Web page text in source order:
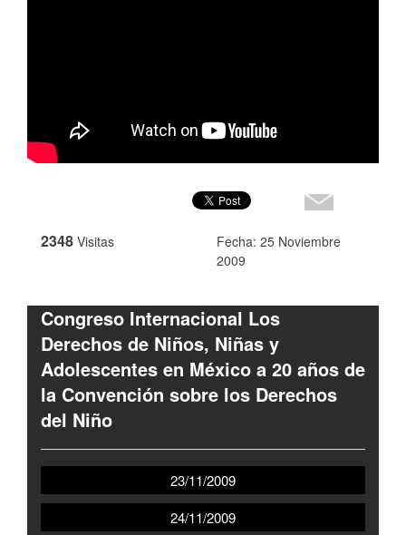
2348 Visitas
Fecha: 25 Noviembre
2009
Congreso Internacional Los
Derechos de Niños, Niñas y
Adolescentes en México a 20 años de
la Convención sobre los Derechos
del Niño
23/11/2009
24/11/2009